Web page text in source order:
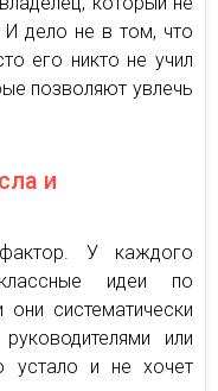
дело не в том, что
его никто не учил
позволяют увлечь
и
У каждого
идеи по
систематически
или
устало и не хочет